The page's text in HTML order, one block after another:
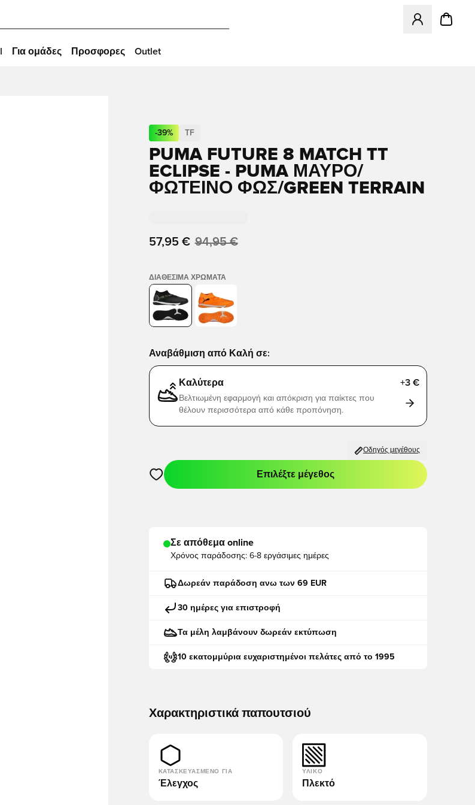
Ανοίγει ένα
Για ομάδες Προσφορες Outlet
-39% TF
PUMA FUTURE 8 MATCH TT
ECLIPSE - PUMA ΜΑΎΡΟ/
ΦΩΤΕΙΝΌ ΦΩΣ/GREEN TERRAIN
57,95 € 94,95 €
ΔΙΑΘΈΣΙΜΑ ΧΡΏΜΑΤΑ
Αναβάθμιση από Καλή σε:
Καλύτερα +3 €
Βελτιωμένη εφαρμογή και απόκριση για παίκτες που
θέλουν περισσότερα από κάθε προπόνηση.
Οδηγός μεγέθους
Ανοίγει ένα Modal για να συνδεθείτε ή να εγγραφείτε ως μέλος
Επιλέξτε μέγεθος
Σε απόθεμα online
Χρόνος παράδοσης: 6-8 εργάσιμες ημέρες
Δωρεάν παράδοση ανω των 69 EUR
30 ημέρες για επιστροφή
Τα μέλη λαμβάνουν δωρεάν εκτύπωση
10 εκατομμύρια ευχαριστημένοι πελάτες από το 1995
Χαρακτηριστικά παπουτσιού
ΚΑΤΑΣΚΕΥΑΣΜΈΝΟ ΓΙΑ
Έλεγχος
ΥΛΙΚΌ
Πλεκτό